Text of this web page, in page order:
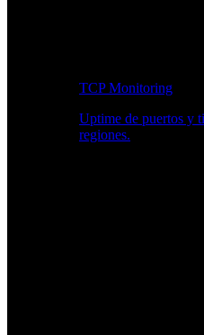
TCP Monitoring
Uptime de puertos y
regiones.